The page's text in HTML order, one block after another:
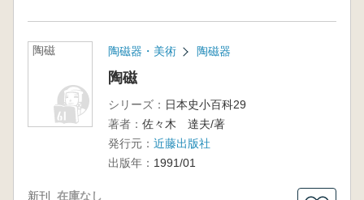
陶磁 陶磁器・美術 陶磁器
陶磁
シリーズ： 日本史小百科29
著者： 佐々木 達夫/著
発行元： 近藤出版社
出版年： 1991/01
新刊 在庫なし